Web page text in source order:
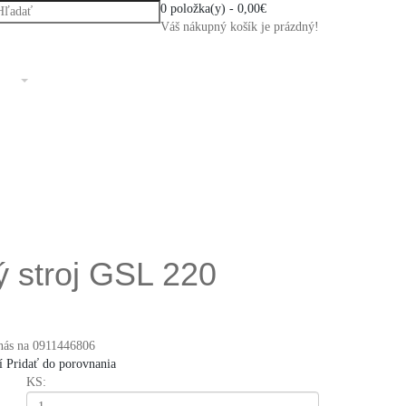
0 položka(y) - 0,00€
Váš nákupný košík je prázdný!
stroj GSL 220
na 0911446806
Pridať do porovnania
KS: